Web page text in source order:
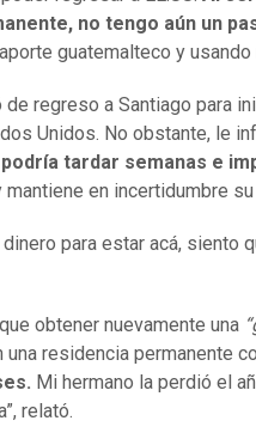
no tengo aún un
guatemalteco y usando
de regreso a Santiago para
Unidos. No obstante, le
tardar semanas e
en incertidumbre
para estar acá, siento
obtener nuevamente una
una residencia permanente
Mi hermano la perdió el
relató.